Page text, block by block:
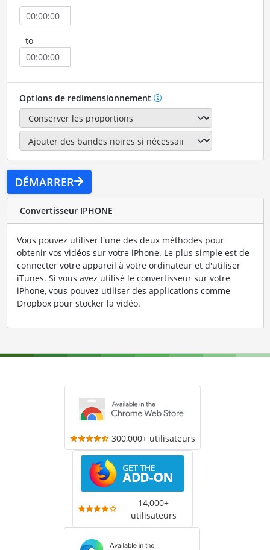
to
Options de redimensionnement
DÉMARRER
Convertisseur IPHONE
Vous pouvez utiliser l'une des deux méthodes pour
obtenir vos vidéos sur votre iPhone. Le plus simple est de
connecter votre appareil à votre ordinateur et d'utiliser
iTunes. Si vous avez utilisé le convertisseur sur votre
iPhone, vous pouvez utiliser des applications comme
Dropbox pour stocker la vidéo.
300,000+ utilisateurs
14,000+
utilisateurs